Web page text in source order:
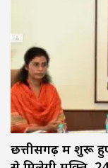
छत्तीसगढ़ में शुरू